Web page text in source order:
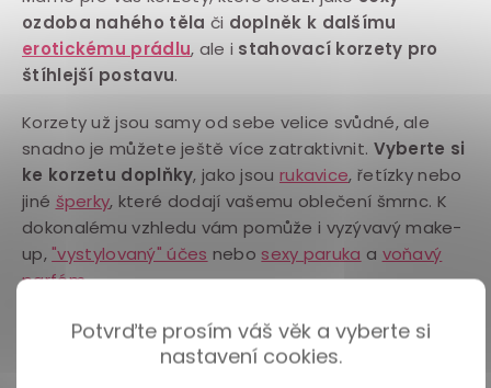
Potvrďte prosím váš věk a vyberte si
nastavení cookies.
ozdoba nahého těla či doplněk k dalšímu
erotickému prádlu, ale i stahovací korzety pro
štíhlejší postavu.
Korzety už jsou samy od sebe velice svůdné, ale
snadno je můžete ještě více zatraktivnit. Vyberte si
ke korzetu doplňky, jako jsou rukavice, řetízky nebo
jiné šperky, které dodají vašemu oblečení šmrnc. K
dokonalému vzhledu vám pomůže i vyzývavý make-
up,"vystylovaný" účes nebo sexy paruka a voňavý
parfém.
Korzet skvěle vynikne třeba ve společnosti
síťovaného catsuitu,krajkových kalhotek